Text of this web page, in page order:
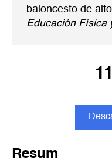
baloncesto de
Educación Física
Resum